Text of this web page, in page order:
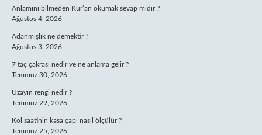
Anlamını bilmeden Kur’an okumak sevap mıdır ?
Ağustos 4, 2026
Adanmışlık ne demektir ?
Ağustos 3, 2026
7 taç çakrası nedir ve ne anlama gelir ?
Temmuz 30, 2026
Uzayın rengi nedir ?
Temmuz 29, 2026
Kol saatinin kasa çapı nasıl ölçülür ?
Temmuz 25, 2026